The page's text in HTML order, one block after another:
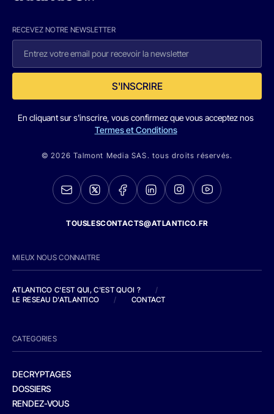
RECEVEZ NOTRE NEWSLETTER
S'INSCRIRE
En cliquant sur s'inscrire, vous confirmez que vous acceptez nos
Termes et Conditions
© 2026 Talmont Media SAS. tous droits réservés.
TOUSLESCONTACTS@ATLANTICO.FR
MIEUX NOUS CONNAITRE
ATLANTICO C'EST QUI, C'EST QUOI ?
/
LE RESEAU D'ATLANTICO
/ CONTACT
CATEGORIES
DECRYPTAGES
DOSSIERS
RENDEZ-VOUS